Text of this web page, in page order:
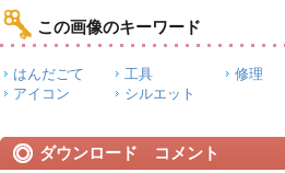
この画像のキーワード
はんだごて 工具 修理
アイコン
シルエット
ダウンロード コメント